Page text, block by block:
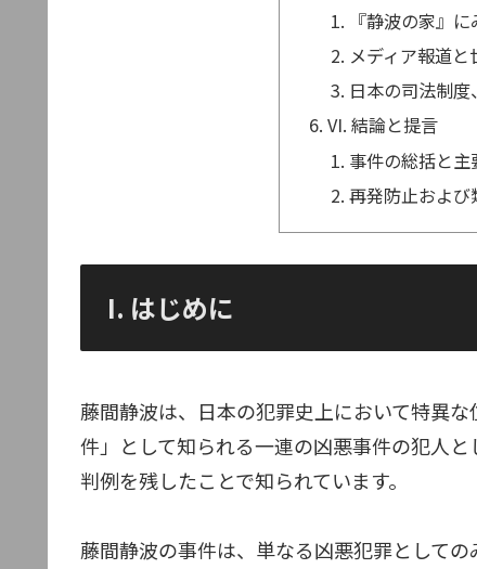
『静波の家』
メディア報道と
日本の司法制
VI. 結論と提言
事件の総括と
再発防止およ
I. はじめに
藤間静波は、日本の犯罪史上において特異
件」として知られる一連の凶悪事件の犯人
判例を残したことで知られています。
藤間静波の事件は、単なる凶悪犯罪として